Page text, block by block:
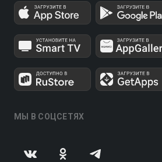
МЫ В СОЦСЕТЯХ